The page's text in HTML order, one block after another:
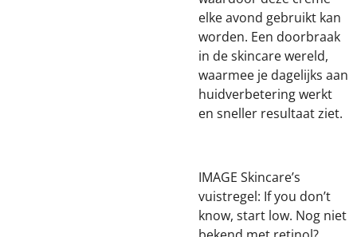
elke avond gebruikt kan
worden. Een doorbraak
in de skincare wereld,
waarmee je dagelijks aan
huidverbetering werkt
en sneller resultaat ziet.
IMAGE Skincare’s
vuistregel: If you don’t
know, start low. Nog niet